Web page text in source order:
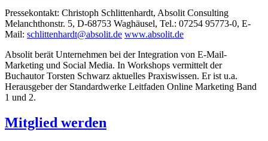
Pressekontakt: Christoph Schlittenhardt, Absolit Consulting
Melanchthonstr. 5, D-68753 Waghäusel, Tel.: 07254 95773-0, E-
Mail: schlittenhardt@absolit.de www.absolit.de
Absolit berät Unternehmen bei der Integration von E-Mail-
Marketing und Social Media. In Workshops vermittelt der
Buchautor Torsten Schwarz aktuelles Praxiswissen. Er ist u.a.
Herausgeber der Standardwerke Leitfaden Online Marketing Band
1 und 2.
Mitglied werden